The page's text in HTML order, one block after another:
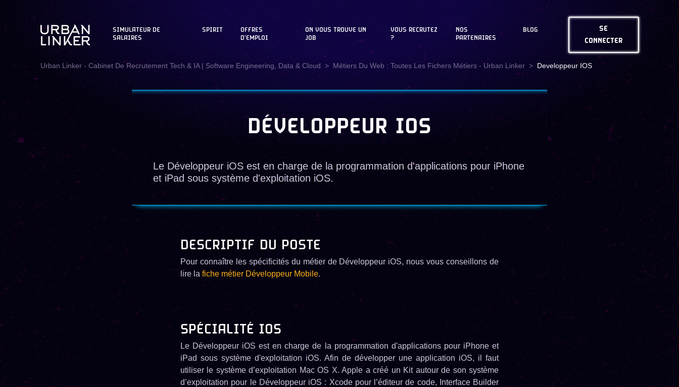
SIMULATEUR DE
SALAIRES
SPIRIT
OFFRES
D'EMPLOI
ON VOUS TROUVE UN
JOB
VOUS RECRUTEZ
?
NOS
PARTENAIRES
BLOG
SE
CONNECTER
Urban Linker - Cabinet De Recrutement Tech & IA | Software Engineering, Data & Cloud Métiers Du Web : Toutes Les Fichers Métiers - Urban Linker Developpeur IOS
DÉVELOPPEUR IOS
Le Développeur iOS est en charge de la programmation d'applications pour iPhone
et iPad sous système d'exploitation iOS.
DESCRIPTIF DU POSTE
Pour connaître les spécificités du métier de Développeur iOS, nous vous conseillons de
lire la fiche métier Développeur Mobile.
SPÉCIALITÉ IOS
Le Développeur iOS est en charge de la programmation d'applications pour iPhone et
iPad sous système d'exploitation iOS. Afin de développer une application iOS, il faut
utiliser le système d’exploitation Mac OS X. Apple a créé un Kit autour de son système
d’exploitation pour le Développeur iOS : Xcode pour l’éditeur de code, Interface Builder